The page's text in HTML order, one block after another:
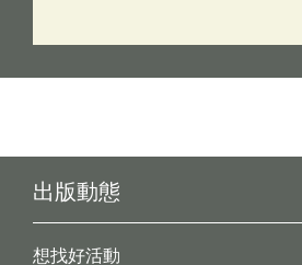
出版動態
想找好活動